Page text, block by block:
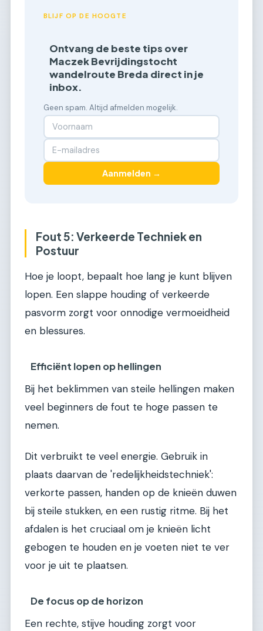
BLIJF OP DE HOOGTE
Ontvang de beste tips over
Maczek Bevrijdingstocht
wandelroute Breda direct in je
inbox.
Geen spam. Altijd afmelden mogelijk.
Aanmelden →
Fout 5: Verkeerde Techniek en
Postuur
Hoe je loopt, bepaalt hoe lang je kunt blijven
lopen. Een slappe houding of verkeerde
pasvorm zorgt voor onnodige vermoeidheid
en blessures.
Efficiënt lopen op hellingen
Bij het beklimmen van steile hellingen maken
veel beginners de fout te hoge passen te
nemen.
Dit verbruikt te veel energie. Gebruik in
plaats daarvan de 'redelijkheidstechniek':
verkorte passen, handen op de knieën duwen
bij steile stukken, en een rustig ritme. Bij het
afdalen is het cruciaal om je knieën licht
gebogen te houden en je voeten niet te ver
voor je uit te plaatsen.
De focus op de horizon
Een rechte, stijve houding zorgt voor